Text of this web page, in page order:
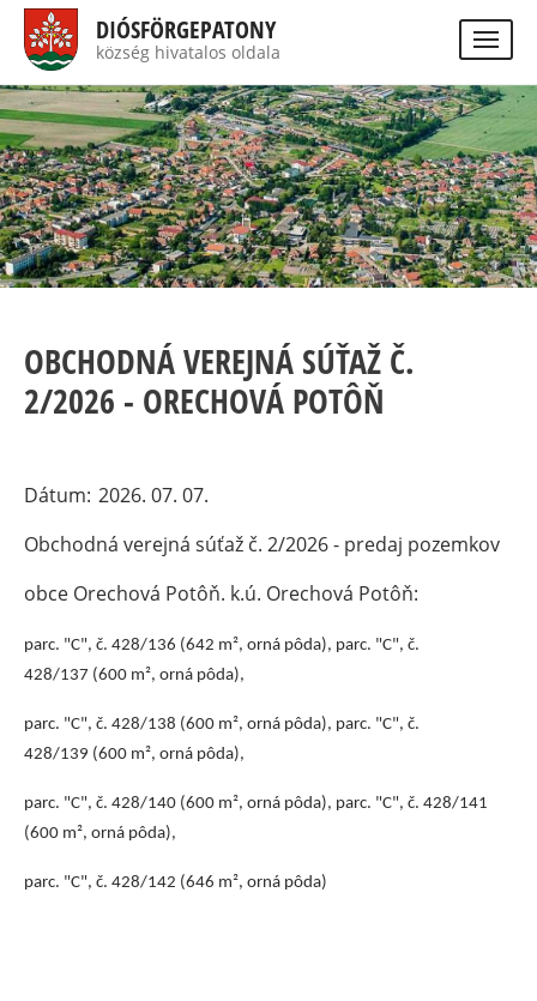
a
DIÓSFÖRGEPATONY
község hivatalos oldala
Visually
site
version
Keres
OBCHODNÁ VEREJNÁ SÚŤAŽ Č.
2/2026 - ORECHOVÁ POTÔŇ
Dátum 2026. 07. 07.
Obchodná verejná súťaž č. 2/2026 - predaj pozemkov
obce Orechová Potôň. k.ú. Orechová Potôň:
parc. "C", č. 428/136 (642 m², orná pôda), parc. "C", č.
428/137 (600 m², orná pôda),
parc. "C", č. 428/138 (600 m², orná pôda), parc. "C", č.
428/139 (600 m², orná pôda),
parc. "C", č. 428/140 (600 m², orná pôda), parc. "C", č. 428/141
(600 m², orná pôda),
parc. "C", č. 428/142 (646 m², orná pôda)